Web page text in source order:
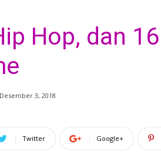
Hop, dan
Desember 3, 2018
Twitter Google+